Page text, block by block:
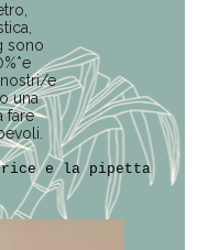
sono
e
una
fare
e la pipetta